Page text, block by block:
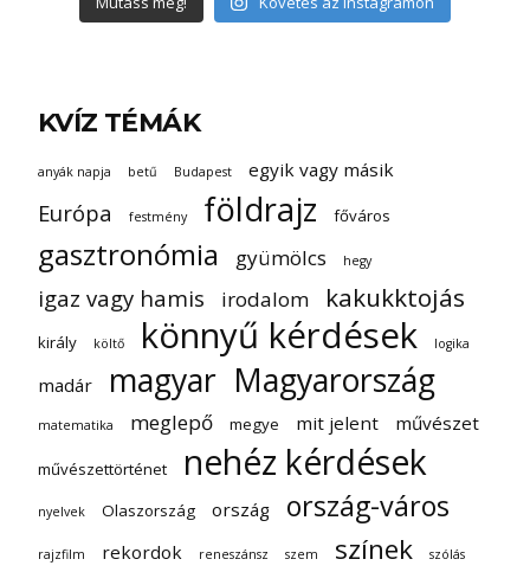
KVÍZ TÉMÁK
anyák napja betű Budapest egyik vagy másik
Európa festmény földrajz főváros
gasztronómia gyümölcs hegy
igaz vagy hamis irodalom kakukktojás
király költő könnyű kérdések logika
madár magyar Magyarország
matematika meglepő megye mit jelent művészet
művészettörténet nehéz kérdések
nyelvek Olaszország ország ország-város
rajzfilm rekordok reneszánsz szem színek szólás